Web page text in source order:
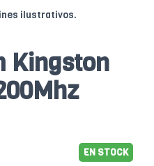
ilustrativos.
Kingston
EN STOCK